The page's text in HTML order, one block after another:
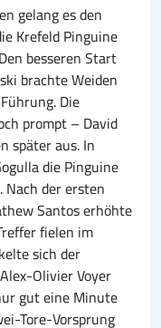
gelang es den
Krefeld Pinguine
besseren Start
brachte Weiden
Die
prompt – David
später aus. In
die Pinguine
der ersten
Santos erhöhte
fielen im
sich der
Olivier Voyer
gut eine Minute
Tore-Vorsprung